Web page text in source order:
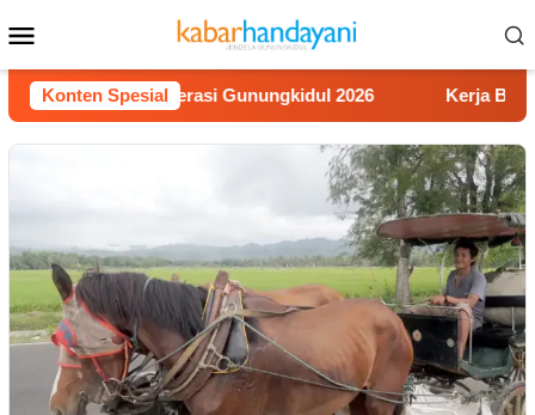
ke
kontenMobile
Konten Spesial
Video Literasi Gunungkidul 2026 Kerja Buruh